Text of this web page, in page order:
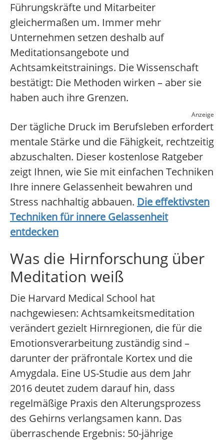
Führungskräfte und Mitarbeiter
gleichermaßen um. Immer mehr
Unternehmen setzen deshalb auf
Meditationsangebote und
Achtsamkeitstrainings. Die Wissenschaft
bestätigt: Die Methoden wirken – aber sie
haben auch ihre Grenzen.
Anzeige
Der tägliche Druck im Berufsleben erfordert
mentale Stärke und die Fähigkeit, rechtzeitig
abzuschalten. Dieser kostenlose Ratgeber
zeigt Ihnen, wie Sie mit einfachen Techniken
Ihre innere Gelassenheit bewahren und
Stress nachhaltig abbauen. Die effektivsten
Techniken für innere Gelassenheit
entdecken
Was die Hirnforschung über
Meditation weiß
Die Harvard Medical School hat
nachgewiesen: Achtsamkeitsmeditation
verändert gezielt Hirnregionen, die für die
Emotionsverarbeitung zuständig sind –
darunter der präfrontale Kortex und die
Amygdala. Eine US-Studie aus dem Jahr
2016 deutet zudem darauf hin, dass
regelmäßige Praxis den Alterungsprozess
des Gehirns verlangsamen kann. Das
überraschende Ergebnis: 50-jährige